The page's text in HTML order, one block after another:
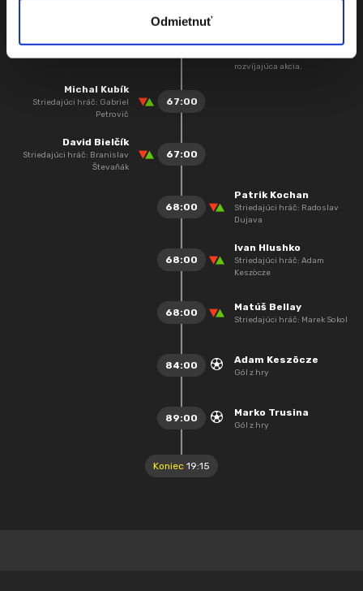
Odmietnuť
63:00
súboji o loptu čím bola
rozvíjajúca akcia.
67:00
Michal Kubík
Striedajúci hráč: Gabriel
Petrovič
67:00
David Bielčík
Striedajúci hráč: Branislav
Števaňák
68:00
Patrik Kochan
Striedajúci hráč: Radoslav
Dujava
68:00
Ivan Hlushko
Striedajúci hráč: Adam
Keszöcze
68:00
Matúš Bellay
Striedajúci hráč: Marek Sokol
84:00
Adam Keszöcze
Gól z hry
89:00
Marko Trusina
Gól z hry
Koniec 19:15